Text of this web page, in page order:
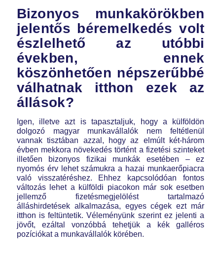
Bizonyos munkakörökben
jelentős béremelkedés volt
észlelhető az utóbbi
években, ennek
köszönhetően népszerűbbé
válhatnak itthon ezek az
állások?
Igen, illetve azt is tapasztaljuk, hogy a külföldön
dolgozó magyar munkavállalók nem feltétlenül
vannak tisztában azzal, hogy az elmúlt két-három
évben mekkora növekedés történt a fizetési szinteket
illetően bizonyos fizikai munkák esetében – ez
nyomós érv lehet számukra a hazai munkaerőpiacra
való visszatéréshez. Ehhez kapcsolódóan fontos
változás lehet a külföldi piacokon már sok esetben
jellemző fizetésmegjelölést tartalmazó
álláshirdetések alkalmazása, egyes cégek ezt már
itthon is feltüntetik. Véleményünk szerint ez jelenti a
jövőt, ezáltal vonzóbbá tehetjük a kék galléros
pozíciókat a munkavállalók körében.